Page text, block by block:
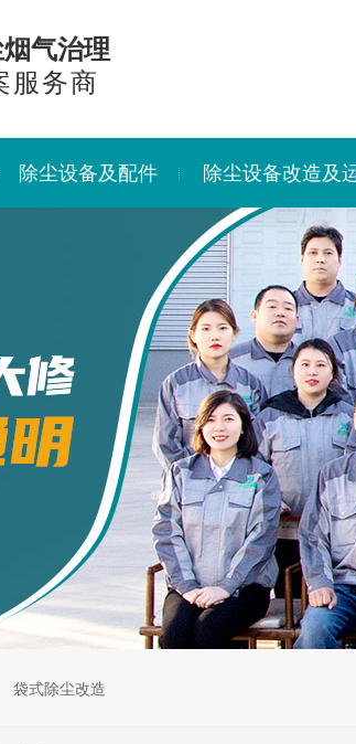
气治理
服务商
除尘设备及配件 除尘设备改造及
袋式除尘改造